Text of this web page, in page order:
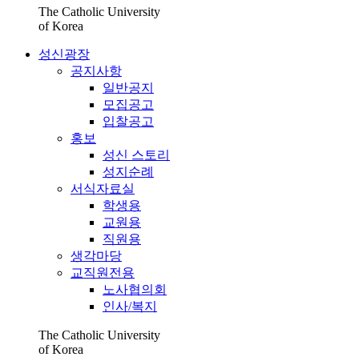
The Catholic University
of Korea
성신광장
공지사항
일반공지
모집공고
입찰공고
홍보
성신 스토리
성지순례
서식자료실
학생용
교원용
직원용
생각마당
교직원전용
노사협의회
인사/복지
The Catholic University
of Korea